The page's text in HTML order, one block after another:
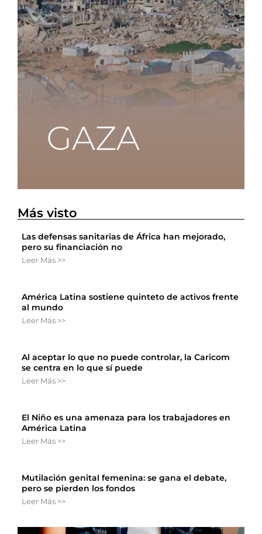
Más visto
Las defensas sanitarias de África han mejorado,
pero su financiación no
Leer Más >>
América Latina sostiene quinteto de activos frente
al mundo
Leer Más >>
Al aceptar lo que no puede controlar, la Caricom
se centra en lo que sí puede
Leer Más >>
El Niño es una amenaza para los trabajadores en
América Latina
Leer Más >>
Mutilación genital femenina: se gana el debate,
pero se pierden los fondos
Leer Más >>